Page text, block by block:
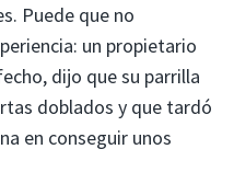
Puede que no
un propietario
dijo que su parrilla
doblados y que tardó
en conseguir unos